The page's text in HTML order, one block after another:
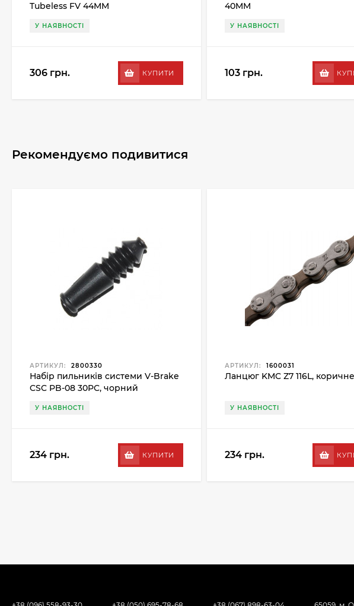
Tubeless FV 44MM
У НАЯВНОСТІ
306 грн. КУПИТИ
40MM
У НАЯВНОСТІ
103 грн.
Рекомендуємо подивитися
АРТИКУЛ: 2800330
Набір пильників системи V-Brake
CSC PB-08 30PC, чорний
У НАЯВНОСТІ
234 грн. КУПИТИ
АРТИКУЛ: 1600031
Ланцюг KMC Z7 116L,
У НАЯВНОСТІ
234 грн.